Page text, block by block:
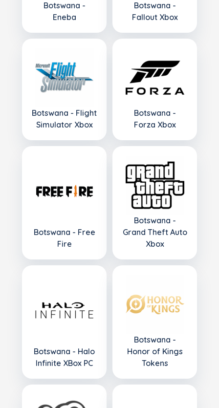
Botswana -
Eneba
Botswana -
Fallout Xbox
Botswana - Flight
Simulator Xbox
Botswana -
Forza Xbox
Botswana - Free
Fire
Botswana -
Grand Theft Auto
Xbox
Botswana - Halo
Infinite XBox PC
Botswana -
Honor of Kings
Tokens